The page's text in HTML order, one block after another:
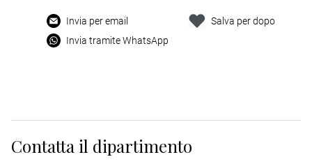
Invia per email
Invia tramite WhatsApp
Salva per dopo
Contatta il dipartimento